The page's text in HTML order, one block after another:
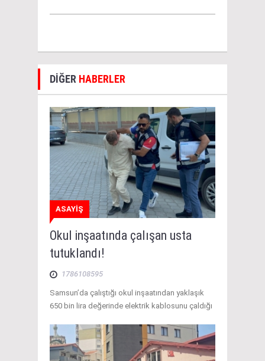
DİĞER HABERLER
ASAYİŞ
Okul inşaatında çalışan usta
tutuklandı!
1786108595
Samsun’da çalıştığı okul inşaatından yaklaşık
650 bin lira değerinde elektrik kablosunu çaldığı